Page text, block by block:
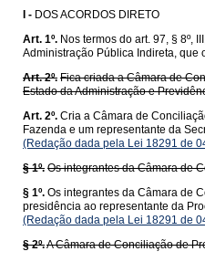
I - DOS ACORDOS DIRETO
Art. 1º. Nos termos do art. 97, § 8º,
Administração Pública Indireta, que
Art. 2º. Fica criada a Câmara de
Estado da Administração e
Art. 2º. Cria a Câmara de
Fazenda e um representante da
(Redação dada pela Lei 18291 de
§ 1º. Os integrantes da Câmara de
§ 1º. Os integrantes da Câmara de
presidência ao representante da
(Redação dada pela Lei 18291 de
§ 2º.A Câmara de Conciliação de